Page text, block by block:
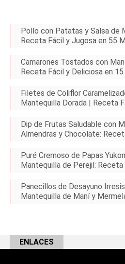
Pollo con Patatas y Salsa de
Receta Fácil y Jugosa en 55
Camarones Tostados con
Receta Fácil y Deliciosa en
Filetes de Coliflor
Mantequilla Dorada | Receta
Dip de Frutas Saludable con
Almendras y Chocolate:
Puré Cremoso de Papas
Mantequilla de Perejil: Receta
Panecillos de Desayuno
Mantequilla de Maní y
ENLACES